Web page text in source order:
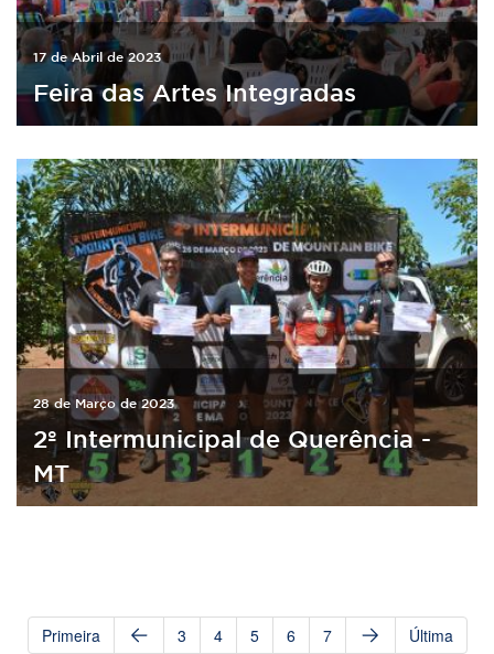
17 de Abril de 2023
Feira das Artes Integradas
28 de Março de 2023
2º Intermunicipal de Querência -
MT
Primeira 3 4 5 6 7 Última